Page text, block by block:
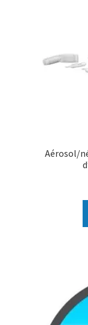
Instrument
Aérosol/